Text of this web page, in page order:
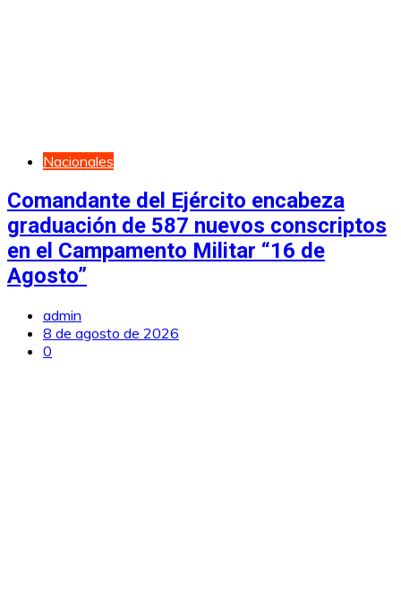
Nacionales
Comandante del Ejército encabeza
graduación de 587 nuevos conscriptos
en el Campamento Militar “16 de
Agosto”
admin
8 de agosto de 2026
0